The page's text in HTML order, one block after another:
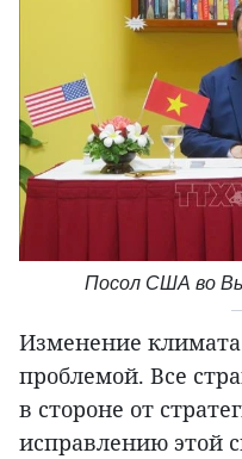
Посол США во
Изменение климата
проблемой. Все
в стороне от
исправлению этой